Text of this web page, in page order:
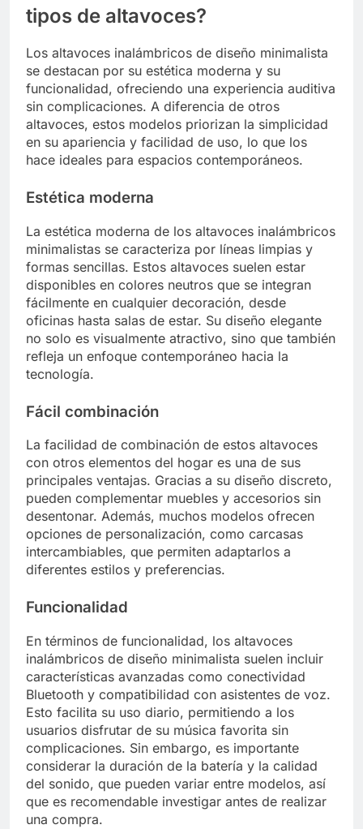
tipos de altavoces?
Los altavoces inalámbricos de diseño minimalista
se destacan por su estética moderna y su
funcionalidad, ofreciendo una experiencia auditiva
sin complicaciones. A diferencia de otros
altavoces, estos modelos priorizan la simplicidad
en su apariencia y facilidad de uso, lo que los
hace ideales para espacios contemporáneos.
Estética moderna
La estética moderna de los altavoces inalámbricos
minimalistas se caracteriza por líneas limpias y
formas sencillas. Estos altavoces suelen estar
disponibles en colores neutros que se integran
fácilmente en cualquier decoración, desde
oficinas hasta salas de estar. Su diseño elegante
no solo es visualmente atractivo, sino que también
refleja un enfoque contemporáneo hacia la
tecnología.
Fácil combinación
La facilidad de combinación de estos altavoces
con otros elementos del hogar es una de sus
principales ventajas. Gracias a su diseño discreto,
pueden complementar muebles y accesorios sin
desentonar. Además, muchos modelos ofrecen
opciones de personalización, como carcasas
intercambiables, que permiten adaptarlos a
diferentes estilos y preferencias.
Funcionalidad
En términos de funcionalidad, los altavoces
inalámbricos de diseño minimalista suelen incluir
características avanzadas como conectividad
Bluetooth y compatibilidad con asistentes de voz.
Esto facilita su uso diario, permitiendo a los
usuarios disfrutar de su música favorita sin
complicaciones. Sin embargo, es importante
considerar la duración de la batería y la calidad
del sonido, que pueden variar entre modelos, así
que es recomendable investigar antes de realizar
una compra.